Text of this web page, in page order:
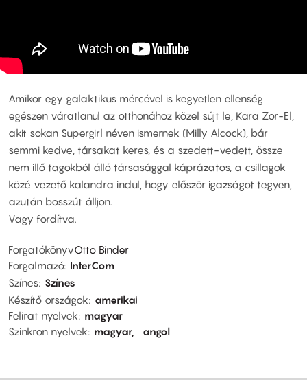
Amikor egy galaktikus mércével is kegyetlen ellenség
egészen váratlanul az otthonához közel sújt le, Kara Zor-El,
akit sokan Supergirl néven ismernek (Milly Alcock), bár
semmi kedve, társakat keres, és a szedett-vedett, össze
nem illő tagokból álló társasággal káprázatos, a csillagok
közé vezető kalandra indul, hogy először igazságot tegyen,
azután bosszút álljon.
Vagy fordítva.
ForgatókönyvOtto Binder
Forgalmazó InterCom
Színes Színes
Készítő országok
amerikai
Felirat nyelvek
magyar
Szinkron nyelvek
magyar angol